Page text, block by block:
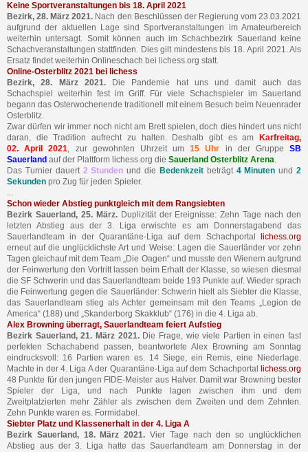
Keine Sportveranstaltungen bis 18. April 2021
Bezirk, 28. März 2021. Nach den Beschlüssen der Regierung vom 23.03.2021
aufgrund der aktuellen Lage sind Sportveranstaltungen im Amateurbereich
weiterhin untersagt. Somit können auch im Schachbezirk Sauerland keine
Schachveranstaltungen stattfinden. Dies gilt mindestens bis 18. April 2021. Als
Ersatz findet weiterhin Onlineschach bei lichess.org statt.
Online-Osterblitz 2021 bei lichess
Bezirk, 28. März 2021.Die Pandemie hat uns und damit auch das
Schachspiel weiterhin fest im Griff. Für viele Schachspieler im Sauerland
begann das Osterwochenende traditionell mit einem Besuch beim Neuenrader
Osterblitz.
Zwar dürfen wir immer noch nicht am Brett spielen, doch dies hindert uns nicht
daran, die Tradition aufrecht zu halten. Deshalb gibt es am
Karfreitag,
02. April 2021, zur gewohnten Uhrzeit um15 Uhr in der GruppeSB
Sauerland auf der Plattform lichess.org die Sauerland Osterblitz Arena.
Das Turnier dauert 2 Stunden und die Bedenkzeitbeträgt 4 Minuten und2
Sekunden pro Zug für jeden Spieler.
...
Schon wieder Abstieg punktgleich mit dem Rangsiebten
Bezirk Sauerland, 25. März. Duplizität der Ereignisse: Zehn Tage nach den
letzten Abstieg aus der 3. Liga erwischte es am Donnerstagabend das
Sauerlandteam in der Quarantäne-Liga auf dem Schachportal
lichess.org
erneut auf die unglücklichste Art und Weise: Lagen die Sauerländer vor zehn
Tagen gleichauf mit dem Team „Die Oagen“ und musste den Wienern aufgrund
der Feinwertung den Vortritt lassen beim Erhalt der Klasse, so wiesen diesmal
die SF Schwerin und das Sauerlandteam beide 193 Punkte auf. Wieder sprach
die Feinwertung gegen die Sauerländer: Schwerin hielt als Siebter die Klasse,
das Sauerlandteam stieg als Achter gemeinsam mit den Teams „Legion de
America“ (188) und „Skanderborg Skakklub“ (176) in die 4. Liga ab.
Alex Browning überragt, Sauerlandteam feiert Aufstieg
Bezirk Sauerland, 21. März 2021.Die Frage, wie viele Partien in einen fast
perfekten Schachabend passen, beantwortete Alex Browning am Sonntag
eindrucksvoll: 16 Partien waren es. 14 Siege, ein Remis, eine Niederlage.
Machte in der 4. Liga A der Quarantäne-Liga auf dem Schachportal
lichess.org
48 Punkte für den jungen FIDE-Meister aus Halver. Damit war Browning bester
Spieler der Liga, und nach Punkte lagen zwischen ihm und dem
Zweitplatzierten mehr Zähler als zwischen dem Zweiten und dem Zehnten.
Zehn Punkte waren es. Formidabel.
Siebter Platz und Klassenerhalt in der 4. Liga A
Bezirk Sauerland, 18. März 2021. Vier Tage nach den so unglücklichen
Abstieg aus der 3. Liga hatte das Sauerlandteam am Donnerstag in der